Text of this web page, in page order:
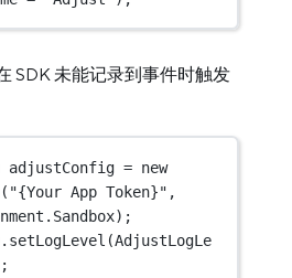
SDK 未能记录到事件时触发
adjustConfig = new
( "{Your App Token}" ,
setLogLevel (AdjustLogLe